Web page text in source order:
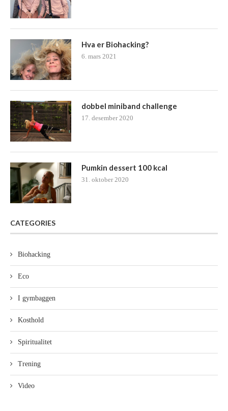
Hva er Biohacking?
6. mars 2021
dobbel miniband challenge
17. desember 2020
Pumkin dessert 100 kcal
31. oktober 2020
CATEGORIES
Biohacking
Eco
I gymbaggen
Kosthold
Spiritualitet
Trening
Video